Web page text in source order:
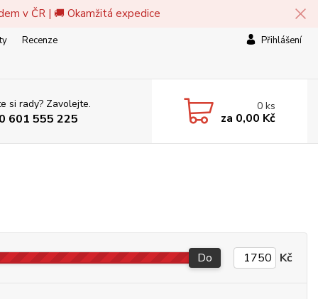
v ČR | 🚚 Okamžitá expedice
Recenze
Přihlášení
si rady? Zavolejte.
601 555 225
0 ks
za 0,00 Kč
Do Kč